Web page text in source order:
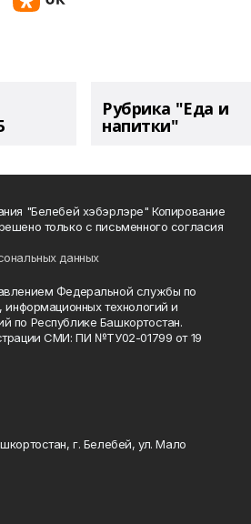
Рубрика "Еда и
напитки"
"Белебей хэбэрлэре" Копирование
только с письменного согласия
данных
Федеральной службы по
технологий и
по Республике Башкортостан.
СМИ: ПИ №ТУ02-01799 от 19
г. Белебей, ул. Мало